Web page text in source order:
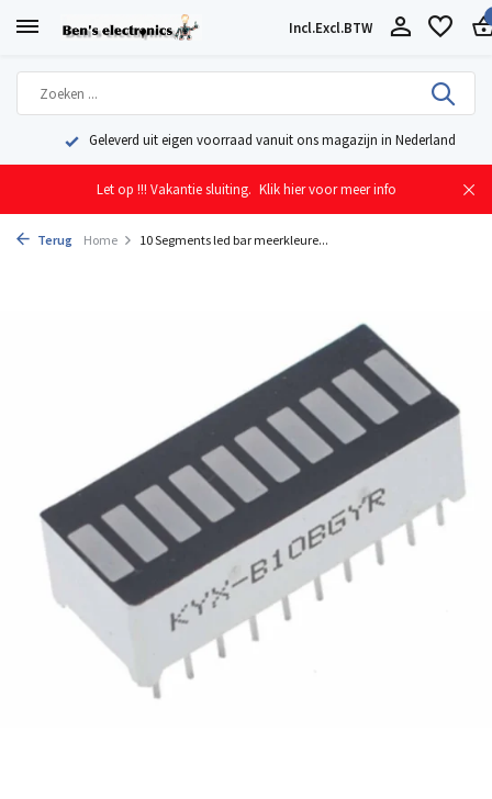
Incl.Excl.BTW
Geleverd uit eigen voorraad vanuit ons magazijn in Nederland
Let op !!! Vakantie sluiting. Klik hier voor meer info
Terug Home 10 Segments led bar meerkleure...